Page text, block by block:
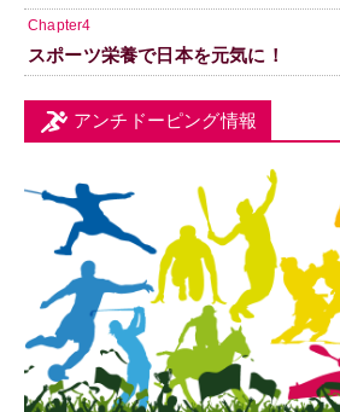
Chapter4
スポーツ栄養で日本を元気に！
アンチドーピング情報